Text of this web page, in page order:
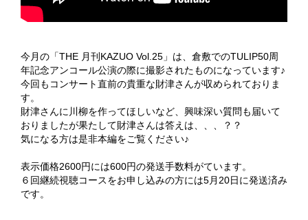
今月の「THE 月刊KAZUO Vol.25」は、倉敷でのTULIP50周
年記念アンコール公演の際に撮影されたものになっています♪
今回もコンサート直前の貴重な財津さんが収められておりま
す。
財津さんに川柳を作ってほしいなど、興味深い質問も届いて
おりましたが果たして財津さんは答えは、、、？？
気になる方は是非本編をご覧ください♪
表示価格2600円には600円の発送手数料がています。
６回継続視聴コースをお申し込みの方には5月20日に発送済み
です。